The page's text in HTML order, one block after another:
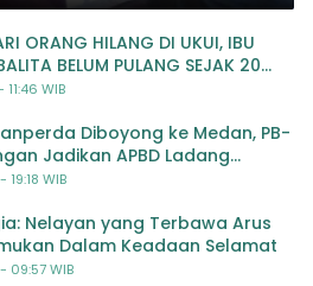
ORANG HILANG DI UKUI, IBU
BELUM PULANG SEJAK 20
WIB
Diboyong ke Medan, PB-
Jadikan APBD Ladang
Tak Perlu
WIB
Nelayan yang Terbawa Arus
Dalam Keadaan Selamat
09:57 WIB